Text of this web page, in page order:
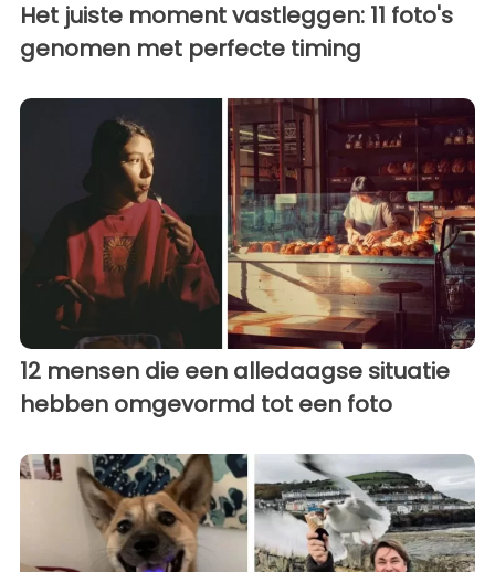
Het juiste moment vastleggen: 11 foto's
genomen met perfecte timing
12 mensen die een alledaagse situatie
hebben omgevormd tot een foto